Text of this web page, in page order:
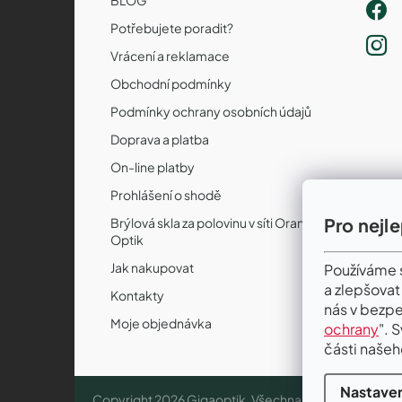
Pro
a
nás v
ochrany".
části
Potřebujete poradit?
Vrácení a reklamace
Obchodní podmínky
Podmínky ochrany osobních údajů
Doprava a platba
On-line platby
Prohlášení o shodě
Brýlová skla za polovinu v síti Orange
Optik
Jak nakupovat
Kontakty
Moje objednávka